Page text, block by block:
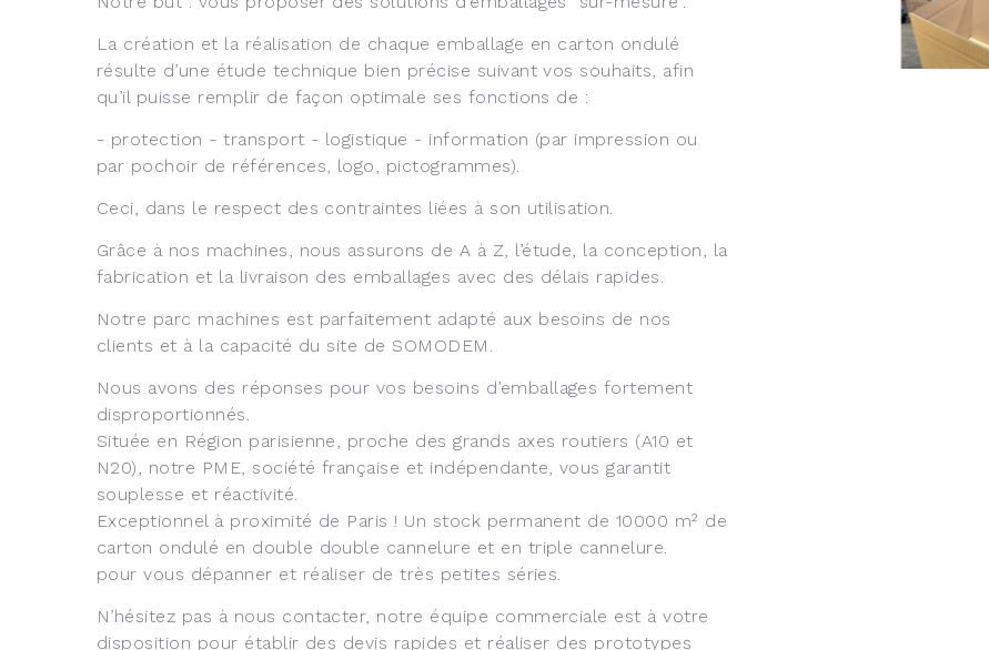
La création et la réalisation de chaque emballage en carton ondulé
résulte d’une étude technique bien précise suivant vos souhaits, afin
qu’il puisse remplir de façon optimale ses fonctions de :
- protection - transport - logistique - information (par impression ou
par pochoir de références, logo, pictogrammes).
Ceci, dans le respect des contraintes liées à son utilisation.
Grâce à nos machines, nous assurons de A à Z, l’étude, la conception, la
fabrication et la livraison des emballages avec des délais rapides.
Notre parc machines est parfaitement adapté aux besoins de nos
clients et à la capacité du site de SOMODEM.
Nous avons des réponses pour vos besoins d’emballages fortement
disproportionnés.
Située en Région parisienne, proche des grands axes routiers (A10 et
N20), notre PME, société française et indépendante, vous garantit
souplesse et réactivité.
Exceptionnel à proximité de Paris ! Un stock permanent de 10000 m² de
carton ondulé en double double cannelure et en triple cannelure.
pour vous dépanner et réaliser de très petites séries.
N’hésitez pas à nous contacter, notre équipe commerciale est à votre
disposition pour établir des devis rapides et réaliser des prototypes